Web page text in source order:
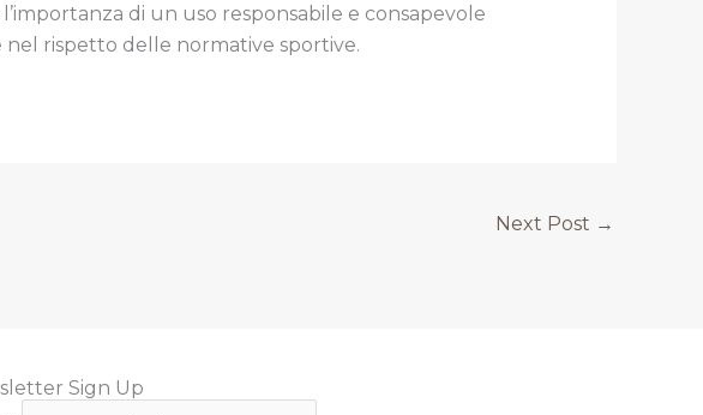
di un uso responsabile e consapevole
nel rispetto delle normative sportive.
Next Post →
Sign Up